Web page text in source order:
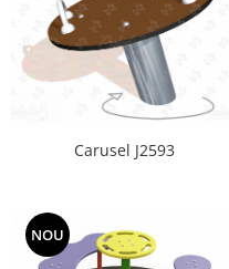
Carusel J2593
NOU